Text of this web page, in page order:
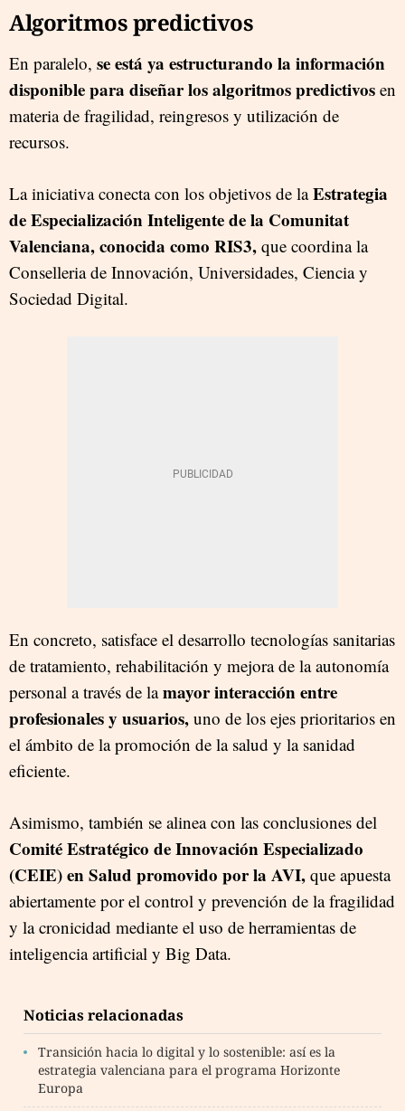
Algoritmos predictivos
En paralelo, se está ya estructurando la información
disponible para diseñar los algoritmos predictivos en
materia de fragilidad, reingresos y utilización de
recursos.
La iniciativa conecta con los objetivos de laEstrategia
de Especialización Inteligente de la Comunitat
Valenciana, conocida como RIS3, que coordina la
Conselleria de Innovación, Universidades, Ciencia y
Sociedad Digital.
En concreto, satisface el desarrollo tecnologías sanitarias
de tratamiento, rehabilitación y mejora de la autonomía
personal a través de lamayor interacción entre
profesionales y usuarios, uno de los ejes prioritarios en
el ámbito de la promoción de la salud y la sanidad
eficiente.
Asimismo, también se alinea con las conclusiones del
Comité Estratégico de Innovación Especializado
(CEIE) en Salud promovido por la AVI, que apuesta
abiertamente por el control y prevención de la fragilidad
y la cronicidad mediante el uso de herramientas de
inteligencia artificial y Big Data.
Noticias relacionadas
Transición hacia lo digital y lo sostenible: así es la
estrategia valenciana para el programa Horizonte
Europa